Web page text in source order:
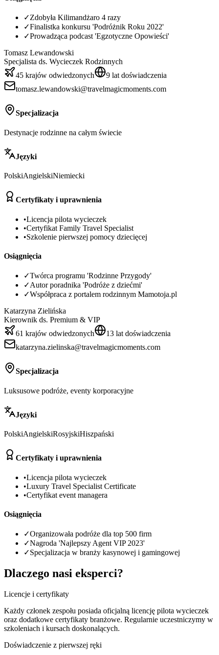
✓Zdobyła Kilimandżaro 4 razy
✓Finalistka konkursu 'Podróżnik Roku 2022'
✓Prowadząca podcast 'Egzotyczne Opowieści'
Tomasz Lewandowski
Specjalista ds. Wycieczek Rodzinnych
45 krajów odwiedzonych
9 lat doświadczenia
tomasz.lewandowski@travelmagicmoments.com
Specjalizacja
Destynacje rodzinne na całym świecie
Języki
PolskiAngielskiNiemiecki
Certyfikaty i uprawnienia
•Licencja pilota wycieczek
•Certyfikat Family Travel Specialist
•Szkolenie pierwszej pomocy dziecięcej
Osiągnięcia
✓Twórca programu 'Rodzinne Przygody'
✓Autor poradnika 'Podróże z dziećmi'
✓Współpraca z portalem rodzinnym Mamotoja.pl
Katarzyna Zielińska
Kierownik ds. Premium & VIP
61 krajów odwiedzonych
13 lat doświadczenia
katarzyna.zielinska@travelmagicmoments.com
Specjalizacja
Luksusowe podróże, eventy korporacyjne
Języki
PolskiAngielskiRosyjskiHiszpański
Certyfikaty i uprawnienia
•Licencja pilota wycieczek
•Luxury Travel Specialist Certificate
•Certyfikat event managera
Osiągnięcia
✓Organizowała podróże dla top 500 firm
✓Nagroda 'Najlepszy Agent VIP 2023'
✓Specjalizacja w branży kasynowej i gamingowej
Dlaczego nasi eksperci?
Licencje i certyfikaty
Każdy członek zespołu posiada oficjalną licencję pilota wycieczek
oraz dodatkowe certyfikaty branżowe. Regularnie uczestniczymy w
szkoleniach i kursach doskonalących.
Doświadczenie z pierwszej ręki